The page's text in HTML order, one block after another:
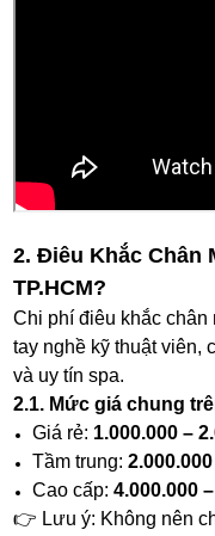
2. Điêu Khắc Chân
TP.HCM?
Chi phí điêu khắc chân
tay nghề kỹ thuật viên,
và uy tín spa.
2.1. Mức giá chung
Giá rẻ: 1.000.000 –
Tầm trung:
Cao cấp:4.000.000
👉 Lưu ý: Không nên